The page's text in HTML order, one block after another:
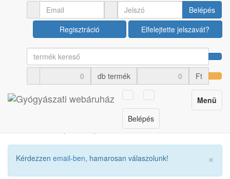
Belépés
Regisztráció
Elfelejtette jelszavát?
db termék Ft
Toggle
navigation
Menü
Belépés
Orvosi műszerek Sterilizátorok
Sterilizáló öntapadós
Wipak zacskó autoklávba
300x450 mm
Cikkszám: U00021476
×
Kérdezzen email-ben, hamarosan válaszolunk!